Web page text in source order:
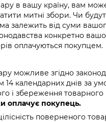
в вашу країну, вам
митні збори. Чи
залежить від суми
конкретно
оплачуються покупцем.
можливе згідно
14 календарних днів за
і збереження товарного
оплачує покупець.
поверненого